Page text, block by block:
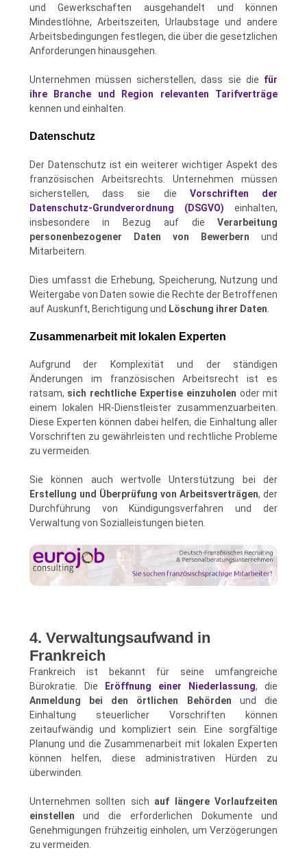
und Gewerkschaften ausgehandelt und können
Mindestlöhne, Arbeitszeiten, Urlaubstage und andere
Arbeitsbedingungen festlegen, die über die gesetzlichen
Anforderungen hinausgehen.
Unternehmen müssen sicherstellen, dass sie die für
ihre Branche und Region relevanten Tarifverträge
kennen und einhalten.
Datenschutz
Der Datenschutz ist ein weiterer wichtiger Aspekt des
französischen Arbeitsrechts. Unternehmen müssen
sicherstellen, dass sie dieVorschriften der
Datenschutz-Grundverordnung (DSGVO) einhalten,
insbesondere in Bezug auf dieVerarbeitung
personenbezogener Daten von Bewerbern und
Mitarbeitern.
Dies umfasst die Erhebung, Speicherung, Nutzung und
Weitergabe von Daten sowie die Rechte der Betroffenen
auf Auskunft, Berichtigung und Löschung ihrer Daten
Zusammenarbeit mit lokalen Experten
Aufgrund der Komplexität und der ständigen
Änderungen im französischen Arbeitsrecht ist es
ratsam, sich rechtliche Expertise einzuholen oder mit
einem lokalen HR-Dienstleister zusammenzuarbeiten.
Diese Experten können dabei helfen, die Einhaltung aller
Vorschriften zu gewährleisten und rechtliche Probleme
zu vermeiden.
Sie können auch wertvolle Unterstützung bei der
Erstellung und Überprüfung von Arbeitsverträgen, der
Durchführung von Kündigungsverfahren und der
Verwaltung von Sozialleistungen bieten.
4. Verwaltungsaufwand in
Frankreich
Frankreich ist bekannt für seine umfangreiche
Bürokratie. Die
Eröffnung einer Niederlassung, die
Anmeldung bei den örtlichen Behörden und die
Einhaltung steuerlicher Vorschriften können
zeitaufwändig und kompliziert sein. Eine sorgfältige
Planung und die Zusammenarbeit mit lokalen Experten
können helfen, diese administrativen Hürden zu
überwinden.
Unternehmen sollten sich auf längere Vorlaufzeiten
einstellen und die erforderlichen Dokumente und
Genehmigungen frühzeitig einholen, um Verzögerungen
zu vermeiden.